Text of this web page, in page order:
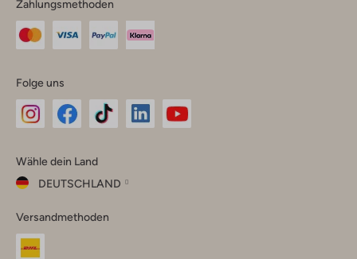
Zahlungsmethoden
Folge uns
Instagram
Facebook
TikTok
Wähle dein Land
DEUTSCHLAND
dein
Land
Versandmethoden